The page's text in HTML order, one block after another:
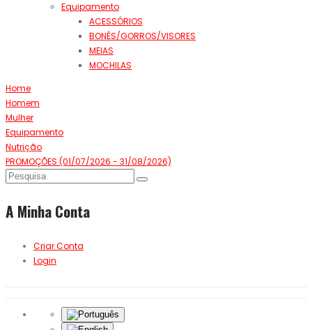
Equipamento
ACESSÓRIOS
BONÉS/GORROS/VISORES
MEIAS
MOCHILAS
Home
Homem
Mulher
Equipamento
Nutrição
PROMOÇÕES (01/07/2026 - 31/08/2026)
A Minha Conta
Criar Conta
Login